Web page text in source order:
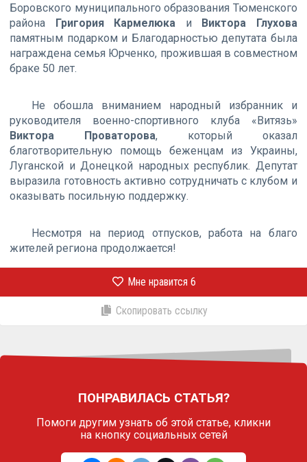
Боровского муниципального образования Тюменского
района Григория Кармелюка и Виктора Глухова
памятным подарком и Благодарностью депутата была
награждена семья Юрченко, прожившая в совместном
браке 50 лет.
Не обошла вниманием народный избранник и
руководителя военно-спортивного клуба «Витязь»
Виктора Проваторова, который оказал
благотворительную помощь беженцам из Украины,
Луганской и Донецкой народных республик. Депутат
выразила готовность активно сотрудничать с клубом и
оказывать посильную поддержку.
Несмотря на период отпусков, работа на благо
жителей региона продолжается!
Мне нравится 6
Скопировать ссылку
ПОНРАВИЛАСЬ СТАТЬЯ?
Помоги другим узнать об этой статье, кликни
на кнопку социальных сетей